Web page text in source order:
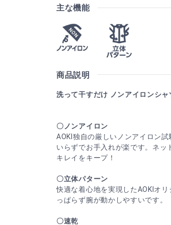
主な機能
商品説明
洗って干すだけ ノンアイロンシャ
〇ノンアイロン
AOKI独自の厳しいノンアイロン
いらずでお手入れが楽です。ネッ
キレイをキープ！
〇立体パターン
快適な着心地を実現したAOKIオ
っぱらず腕が動かしやすいです。
〇速乾